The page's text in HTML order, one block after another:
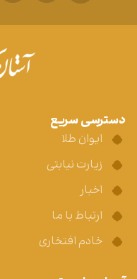
دسترسی سریع
ایوان طلا
زیارت نیابتی
اخبار
ارتباط با ما
خادم افتخاری